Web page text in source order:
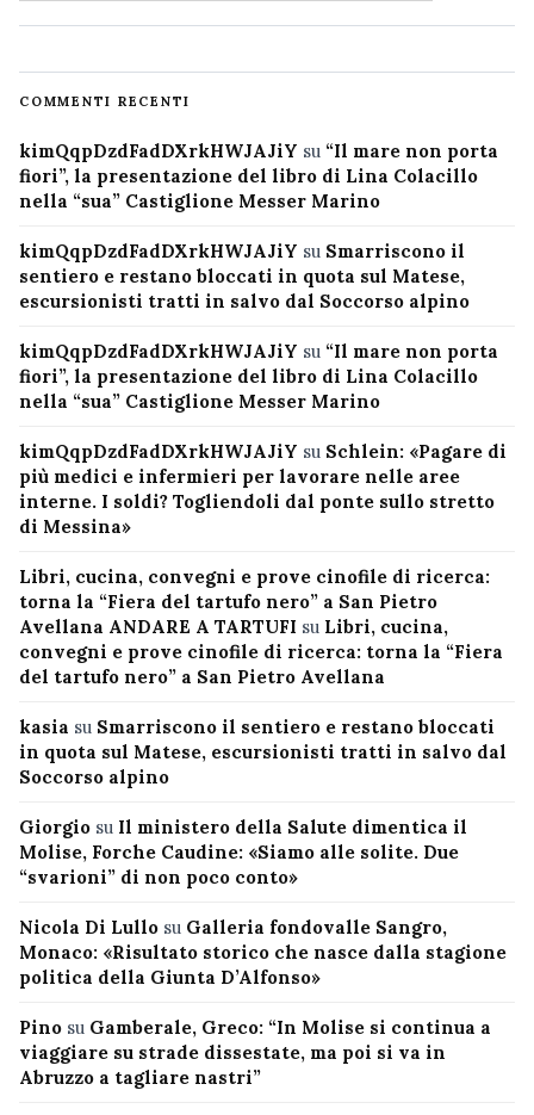
COMMENTI RECENTI
kimQqpDzdFadDXrkHWJAJiY su “Il mare non porta
fiori”, la presentazione del libro di Lina Colacillo
nella “sua” Castiglione Messer Marino
kimQqpDzdFadDXrkHWJAJiY su Smarriscono il
sentiero e restano bloccati in quota sul Matese,
escursionisti tratti in salvo dal Soccorso alpino
kimQqpDzdFadDXrkHWJAJiY su “Il mare non porta
fiori”, la presentazione del libro di Lina Colacillo
nella “sua” Castiglione Messer Marino
kimQqpDzdFadDXrkHWJAJiY su Schlein: «Pagare di
più medici e infermieri per lavorare nelle aree
interne. I soldi? Togliendoli dal ponte sullo stretto
di Messina»
Libri, cucina, convegni e prove cinofile di ricerca:
torna la “Fiera del tartufo nero” a San Pietro
Avellana ANDARE A TARTUFI su Libri, cucina,
convegni e prove cinofile di ricerca: torna la “Fiera
del tartufo nero” a San Pietro Avellana
kasia su Smarriscono il sentiero e restano bloccati
in quota sul Matese, escursionisti tratti in salvo dal
Soccorso alpino
Giorgio su Il ministero della Salute dimentica il
Molise, Forche Caudine: «Siamo alle solite. Due
“svarioni” di non poco conto»
Nicola Di Lullo su Galleria fondovalle Sangro,
Monaco: «Risultato storico che nasce dalla stagione
politica della Giunta D’Alfonso»
Pino su Gamberale, Greco: “In Molise si continua a
viaggiare su strade dissestate, ma poi si va in
Abruzzo a tagliare nastri”